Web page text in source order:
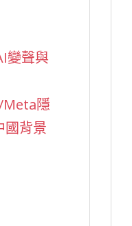
變聲與
Meta隱
國背景